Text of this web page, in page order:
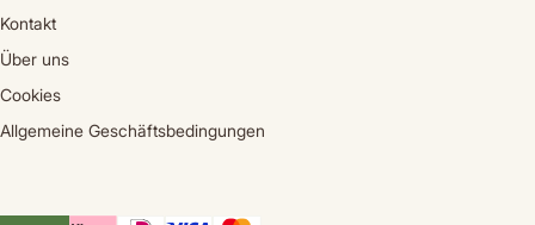
Kontakt
Über uns
Cookies
Allgemeine Geschäftsbedingungen